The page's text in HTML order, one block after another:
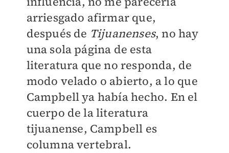
arriesgado afirmar que,
después de Tijuanenses, no hay
una sola página de esta
literatura que no responda, de
modo velado o abierto, a lo que
Campbell ya había hecho. En el
cuerpo de la literatura
tijuanense, Campbell es
columna vertebral.